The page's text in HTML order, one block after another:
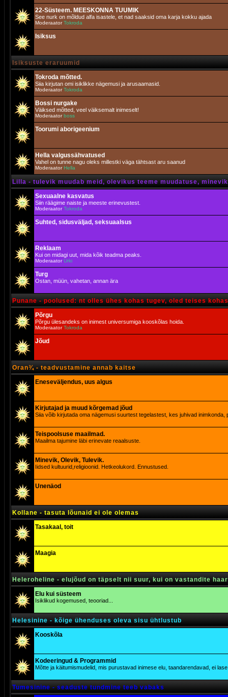
22-Süsteem. MEESKONNA TUUMIK
See nurk on mõldud alfa isastele, et nad saaksid oma karja kokku ajada
ModeraatorTokroda
Isiksus
Isiksuste eraruumid
Tokroda mõtted.
Siia kirjutan omi isiklikke nägemusi ja arusaamasid.
ModeraatorTokroda
Bossi nurgake
Väiksed mõtted, veel väiksemalt inimeselt!
Moderaatorboss
Toorumi aborigeenium
Hella valgussähvatused
Vahel on tunne nagu oleks millestki väga tähtsast aru saanud
Moderaator Hella
Lilla - tulevik muudab meid, olevikus teeme muudatuse,
Sexuaalne kasvatus
Siin räägime naiste ja meeste erinevustest.
ModeraatorTokroda
Suhted, sidusväljad, seksuaalsus
Reklaam
Kui on midagi uut, mida kõik teadma peaks.
ModeraatorUrki
Turg
Ostan, müün, vahetan, annan ära
Punane - poolused: nt olles ühes kohas tugev, oled teises
Põrgu
Põrgu ülesandeks on inimest universumiga kooskõlas hoida.
ModeraatorTokroda
Jõud
Oran¾ - teadvustamine annab kaitse
Eneseväljendus, uus algus
Kirjutajad ja muud kõrgemad jõud
Siia võib kirjutada oma nägemusi suurtest tegelastest, kes juhivad inimkonda,
Teispoolsuse maailmad.
Maailma tajumine läbi erinevate reaalsuste.
Minevik, Olevik, Tulevik.
Iidsed kultuurid,religioonid. Hetkeolukord. Ennustused.
Unenäod
Kollane - tasuta lõunaid ei ole olemas
Tasakaal, toit
Maagia
Heleroheline - elujõud on täpselt nii suur, kui on vastandite
Elu kui süsteem
Isiklikud kogemused, teooriad...
Helesinine - kõige ühenduses oleva sisu ühtlustub
Kooskõla
Kodeeringud & Programmid
Mõtte ja käitumismudelid, mis purustavad inimese elu, taandarendavad, ei
Tumesinine - seaduste tundmine teeb vabaks